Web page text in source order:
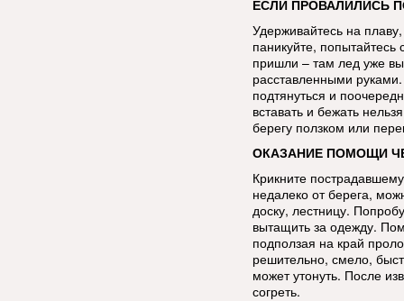
ЕСЛИ ПРОВАЛИЛИСЬ
Удерживайтесь на
паникуйте,
пришли – там лед уже
расставленными
подтянуться и
вставать и бежать
берегу ползком или
ОКАЗАНИЕ ПОМОЩИ
Крикните
недалеко от берега,
доску, лестницу.
вытащить за одежду.
подползая на край
решительно, смело,
может утонуть. После
согреть.